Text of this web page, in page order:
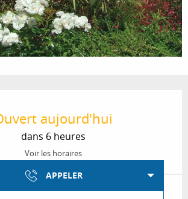
aujourd'hui
dans 6 heures
Voir les horaires
APPELER